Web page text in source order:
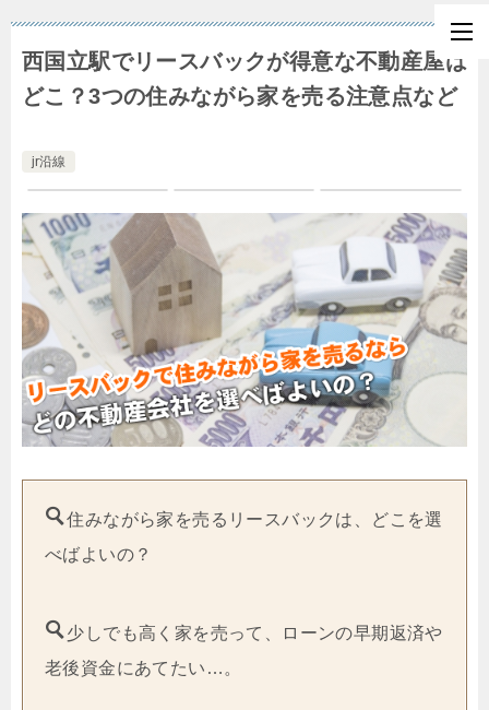
西国立駅でリースバックが得意な不動産屋は
どこ？3つの住みながら家を売る注意点など
jr沿線
住みながら家を売るリースバックは、どこを選
べばよいの？
少しでも高く家を売って、ローンの早期返済や
老後資金にあてたい…。